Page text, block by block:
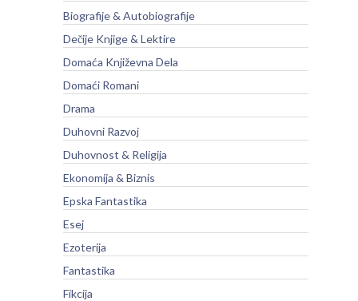
Biografije & Autobiografije
Dečije Knjige & Lektire
Domaća Književna Dela
Domaći Romani
Drama
Duhovni Razvoj
Duhovnost & Religija
Ekonomija & Biznis
Epska Fantastika
Esej
Ezoterija
Fantastika
Fikcija